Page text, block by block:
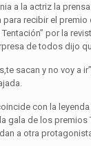
a la actriz la
recibir el premio
por la
de todos dijo
sacan y no voy a
con la
gala de los premios
a otra